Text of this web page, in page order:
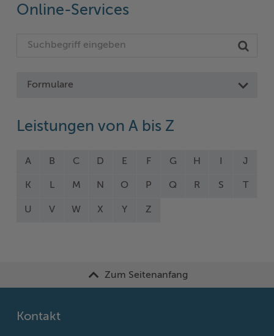
Online-Services
Formulare
Leistungen von A bis Z
A B C D E F G H J
K L M N O P Q R S T
U V W X Y Z
Zum Seitenanfang
Kontakt